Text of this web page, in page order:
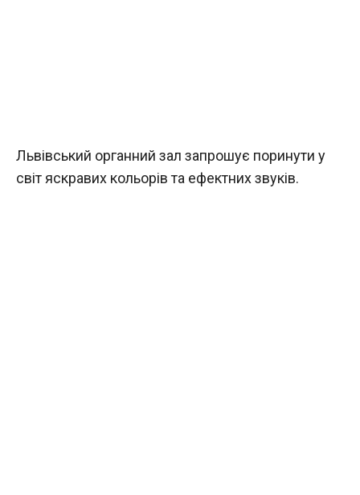
Львівський органний зал запрошує поринути у
світ яскравих кольорів та ефектних звуків.